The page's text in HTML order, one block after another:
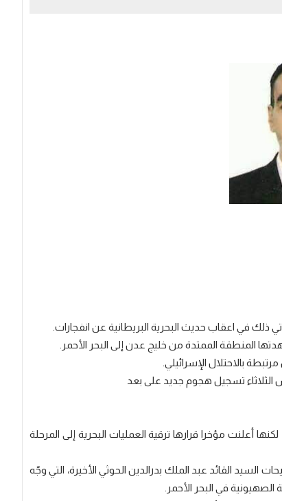
ذلك في اعقاب حديث البحرية البريطانية عن انفجارات.
المنطقة الممتدة من خليج عدن إلى البحر الأحمر.
بالاحتلال الإسرائيلي.
الثلاثاء تسجيل هجوم جديد على بعد
بحري وجوي لغزة، لكنها أعلنت مؤخرا قرارها ترقية العمليات البحرية إلى المرحلة
القائد عبد الملك بدرالدين الحوثي الأخيرة، التي وجّه
في البحر الأحمر.